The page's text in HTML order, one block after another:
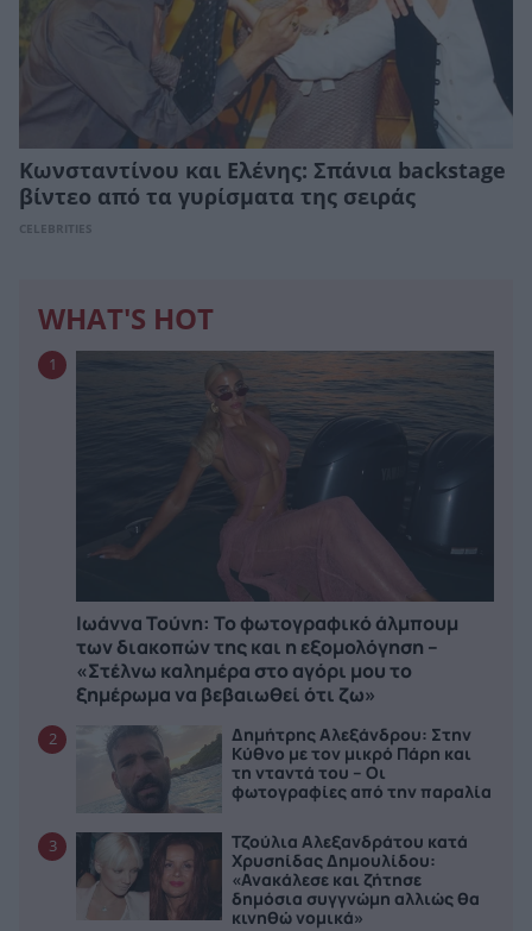
Κωνσταντίνου και Ελένης: Σπάνια backstage
βίντεο από τα γυρίσματα της σειράς
CELEBRITIES
WHAT'S HOT
1
Ιωάννα Τούνη: Το φωτογραφικό άλμπουμ
των διακοπών της και η εξομολόγηση –
«Στέλνω καλημέρα στο αγόρι μου το
ξημέρωμα να βεβαιωθεί ότι ζω»
2
Δημήτρης Αλεξάνδρου: Στην
Κύθνο με τον μικρό Πάρη και
τη νταντά του – Οι
φωτογραφίες από την παραλία
3
Τζούλια Αλεξανδράτου κατά
Χρυσηίδας Δημουλίδου:
«Ανακάλεσε και ζήτησε
δημόσια συγγνώμη αλλιώς θα
κινηθώ νομικά»